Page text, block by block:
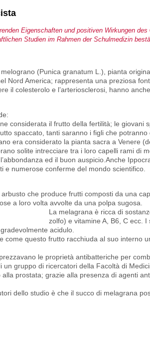
Eigenschaften und positiven Wirkungen
Studien im Rahmen der Schulmedizin
(Punica granatum L.), pianta
Nord America; rappresenta una preziosa
il colesterolo e l’arteriosclerosi, hanno
considerata il frutto della fertilità; le
spaccato, tanti saranno i figli che potranno
era considerato la pianta sacra a Venere
solite intrecciare tra i loro capelli rami di
ed il buon auspicio.Anche
e numerose conferme del mondo scientifico.
che produce frutti composti da una
a loro volta avvolte da una polpa sugosa.
La melagrana è ricca di
zolfo) e vitamine A, B6, C ecc.
acidulo.
come questo frutto racchiuda al suo interno
le proprietà antibatteriche per
un gruppo di ricercatori della Facoltà di
prostata; grazie alla presenza di agenti
dello studio è che il succo di melagrana